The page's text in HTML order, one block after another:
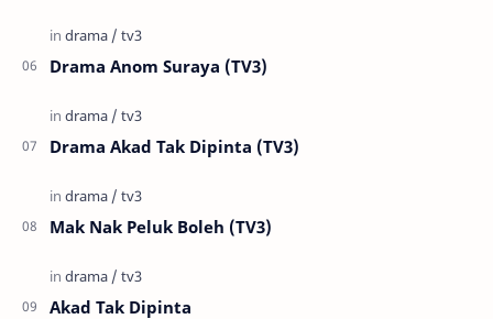
Drama Anom Suraya (TV3)
Drama Akad Tak Dipinta (TV3)
Mak Nak Peluk Boleh (TV3)
Akad Tak Dipinta